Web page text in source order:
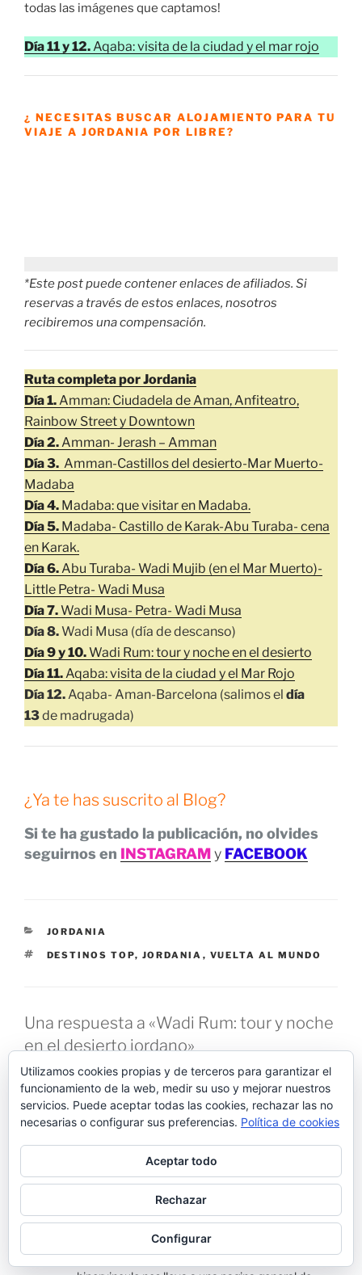
todas las imágenes que captamos!
Día 11 y 12. Aqaba: visita de la ciudad y el mar rojo
¿ NECESITAS BUSCAR ALOJAMIENTO PARA TU
VIAJE A JORDANIA POR LIBRE?
*Este post puede contener enlaces de afiliados. Si
reservas a través de estos enlaces, nosotros
recibiremos una compensación.
Ruta completa por Jordania
Día 1.Amman: Ciudadela de Aman, Anfiteatro,
Rainbow Street y Downtown
Día 2.Amman- Jerash – Amman
Día 3. Amman-Castillos del desierto-Mar Muerto-
Madaba
Día 4. Madaba: que visitar en Madaba.
Día 5. Madaba- Castillo de Karak-Abu Turaba- cena
en Karak.
Día 6.Abu Turaba- Wadi Mujib (en el Mar Muerto)-
Little Petra- Wadi Musa
Día 7.Wadi Musa- Petra- Wadi Musa
Día 8.Wadi Musa (día de descanso)
Día 9 y 10.Wadi Rum: tour y noche en el desierto
Día 11.Aqaba: visita de la ciudad y el Mar Rojo
Día 12.Aqaba- Aman-Barcelona (salimos el día
13de madrugada)
¿Ya te has suscrito al Blog?
Si te ha gustado la publicación, no olvides
seguirnos en INSTAGRAMy FACEBOOK
CATEGORÍAS
JORDANIA
ETIQUETAS
DESTINOS TOP, JORDANIA , VUELTA AL MUNDO
Una respuesta a «Wadi Rum: tour y noche
en el desierto jordano»
Mario
AGOSTO 14, 2022 A LAS 6:53 PM
Hola! Como estas?
Su blog está increible! Estoy planiicando un viaje a
Egipto, Jordania e Israel con mi hija y la verdad es
que sus publicaciones nos fueron de mucha ayuda.
Queriamos hacerles una consulta. Ustedes
mencionan un alojamiento en el Desierto de Wadi
Rum: Bedouins Desert Camp, pero al clickear el
Utilizamos cookies propias y de terceros para garantizar el
funcionamiento de la web, medir su uso y mejorar nuestros
servicios. Puede aceptar todas las cookies, rechazar las no
necesarias o configurar sus preferencias. Política de cookies
Aceptar todo
Rechazar
Configurar